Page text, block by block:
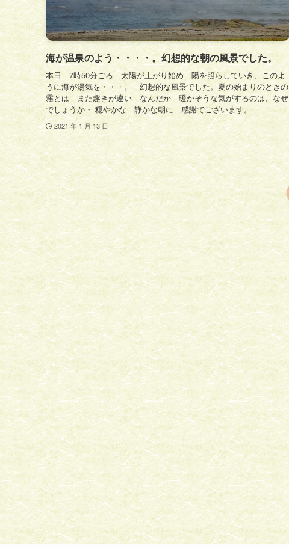
海が温泉のよう・・・・。幻想的な朝の風景でした。
本日 7時50分ごろ 太陽が上がり始め 陽を照らしていき、このよ
うに海が湯気を・・・。 幻想的な風景でした。夏の始まりのときの
霧とは また趣きが違い なんだか 暖かそうな気がするのは、なぜ
でしょうか・ 穏やかな 静かな朝に 感謝でございます。
2021 年 1 月 13 日